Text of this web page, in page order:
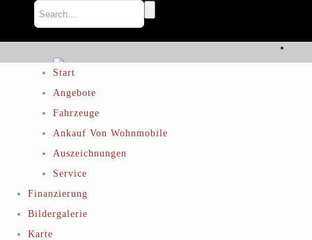
Start
Angebote
Fahrzeuge
Ankauf Von Wohnmobile
Auszeichnungen
Service
Finanzierung
Bildergalerie
Karte
PROJECT DESCRIPTION